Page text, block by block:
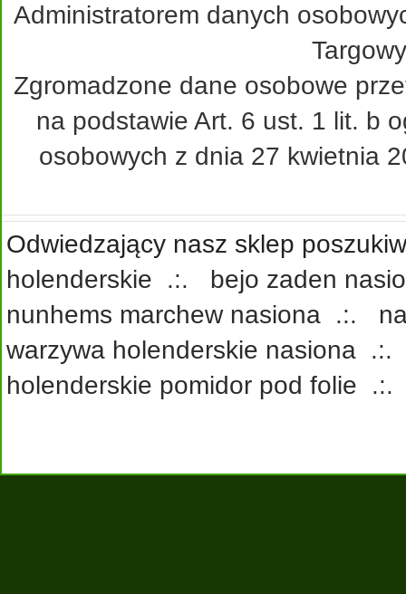
Administratorem danych
Zgromadzone dane osobowe
na podstawie Art. 6 ust. 1 lit. b
osobowych z dnia 27 kwietnia
Odwiedzający nasz sklep
holenderskie .:. bejo zaden
nunhems marchew nasiona .:.
warzywa holenderskie nasiona
holenderskie pomidor pod folie